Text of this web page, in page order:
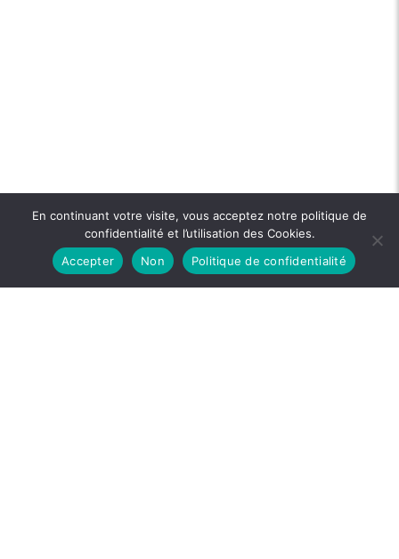
En continuant votre visite, vous acceptez notre politique de
confidentialité et l’utilisation des Cookies.
Accepter
Non Politique de confidentialité